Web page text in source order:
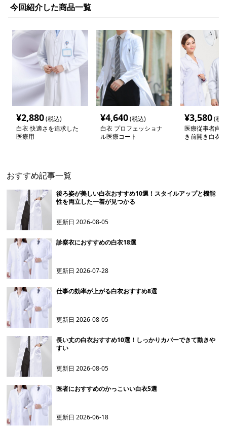
今回紹介した商品一覧
¥2,880(税込)
白衣 快適さを追求した
医療用
¥4,640(税込)
白衣 プロフェッショナ
ル医療コート
¥3,580(税
医療従事者向
き前開き白衣
おすすめ記事一覧
後ろ姿が美しい白衣おすすめ10選！スタイルアップと機能
性を両立した一着が見つかる
更新日2026-08-05
診察衣におすすめの白衣18選
更新日2026-07-28
仕事の効率が上がる白衣おすすめ8選
更新日2026-08-05
長い丈の白衣おすすめ10選！しっかりカバーできて動きや
すい
更新日2026-08-05
医者におすすめのかっこいい白衣5選
更新日2026-06-18